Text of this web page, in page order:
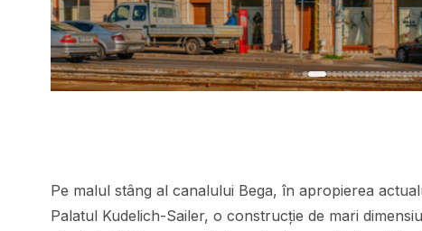
Pe malul stâng al canalului Bega, în apropierea
Palatul Kudelich-Sailer, o construcție de mari